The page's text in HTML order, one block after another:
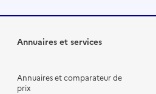
Annuaires et services
Annuaires et comparateur de
prix